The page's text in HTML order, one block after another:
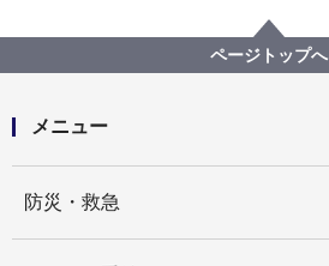
排出事業者関連
建設系廃棄物の自ら利用ページトップへ
メニュー
防災・救急